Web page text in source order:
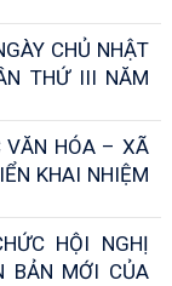
CHỦ NHẬT
THỨ III NĂM
VĂN HÓA – XÃ
KHAI NHIỆM
HỘI NGHỊ
BẢN MỚI CỦA